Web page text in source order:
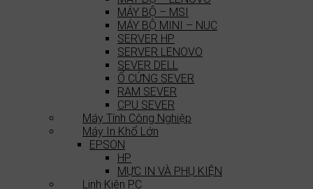
MÁY BỘ – MSI
MÁY BỘ MINI – NUC
SERVER HP
SERVER LENOVO
SEVER DELL
Ổ CỨNG SEVER
RAM SEVER
CPU SEVER
Máy Tính Công Nghiệp
Máy In Khổ Lớn
EPSON
HP
MỰC IN VÀ PHỤ KIỆN
Linh Kiện PC